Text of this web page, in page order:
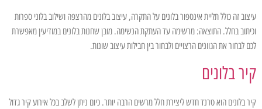
עיצוב זה כולל תליית אינספור בלונים על התקרה, עיצוב בלונים מהרצפה ושילוב בלוני ספרות
וכיתוב בחלל. התוצאה: מרשימה עד העתקת הנשימה. מובן שחנות בלונים במודיעין מאפשרת
לכם לבחור את הגוונים הרצויים ולבחור בין חבילות עיצוב שונות.
קיר בלונים
קיר בלונים הוא טרנד חדש ליצירת חלל מרשים הרבה יותר. כיום ניתן לשלב בכל אירוע קיר גדול